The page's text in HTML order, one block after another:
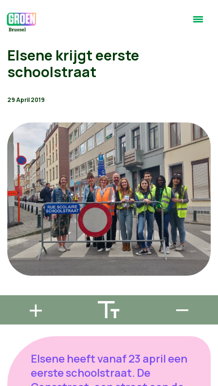
Elsene krijgt eerste
schoolstraat
29 April 2019
Elsene heeft vanaf 23 april een
eerste schoolstraat. De